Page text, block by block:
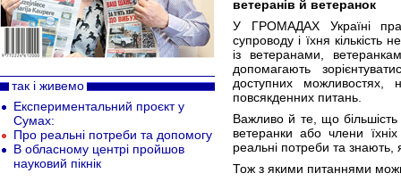
ветеранів й ветеранок
У ГРОМАДАХ Україні
супроводу і їхня
із ветеранами,
допомагають
доступних можливостях,
повсякденних питань.
Важливо й те, що більшість
ветеранки або члени
реальні потреби та знають,
Тож з якими питаннями
так і живемо
Експериментальний проєкт у
Сумах:
Про реальні потреби та допомогу
В обласному центрі пройшов
науковий пікнік